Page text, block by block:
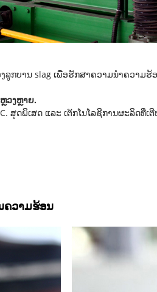
ກບານ slag ເພື່ອຮັກສາຄວາມນຳຄວາມຮ້
ວງຫຼາຍ.
ສູດພິເສດ ແລະ ເຕັກໂນໂລຊີການຜະລິດ
ຄວາມຮ້ອນ